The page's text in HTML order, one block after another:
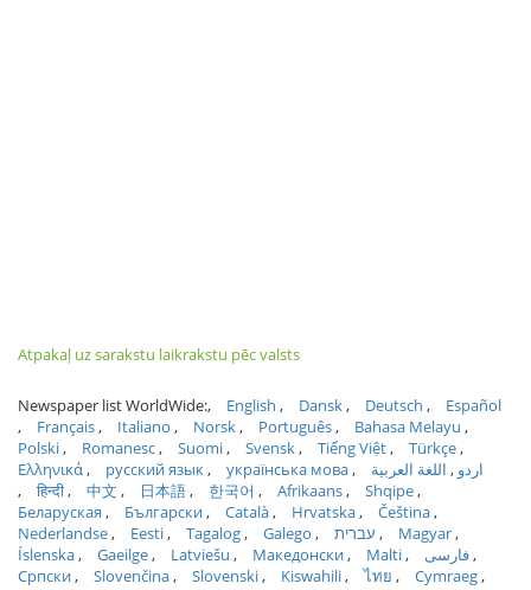
Atpakaļ uz sarakstu laikrakstu pēc valsts
Newspaper list WorldWide: English Dansk Deutsch
Español
Français
Italiano Norsk Português
Bahasa Melayu
Polski
Romanesc Suomi Svensk Tiếng Việt
Türkçe
Ελληνικά
русский язык українська мова اردو
اللغة العربية
हिन्दी
中文 日本語 한국어 Afrikaans
Shqipe
Беларуская
Български Català Hrvatska
Čeština
Nederlandse
Eesti Tagalog Galego עברית
Magyar
Íslenska
Gaeilge Latviešu Македонски Malti
فارسی
Српски
Slovenčina Slovenski Kiswahili ไทย
Cymraeg